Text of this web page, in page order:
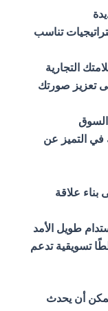
تناسب
التجارية
صورتك
التميز عن
علاقة
طويل الأمد
تدعم
أن يحدث